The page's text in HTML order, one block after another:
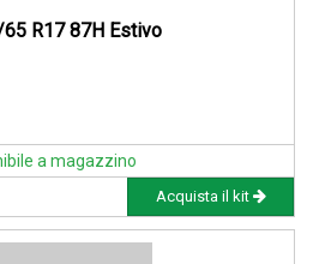
R17 87H Estivo
a magazzino
Acquista il kit